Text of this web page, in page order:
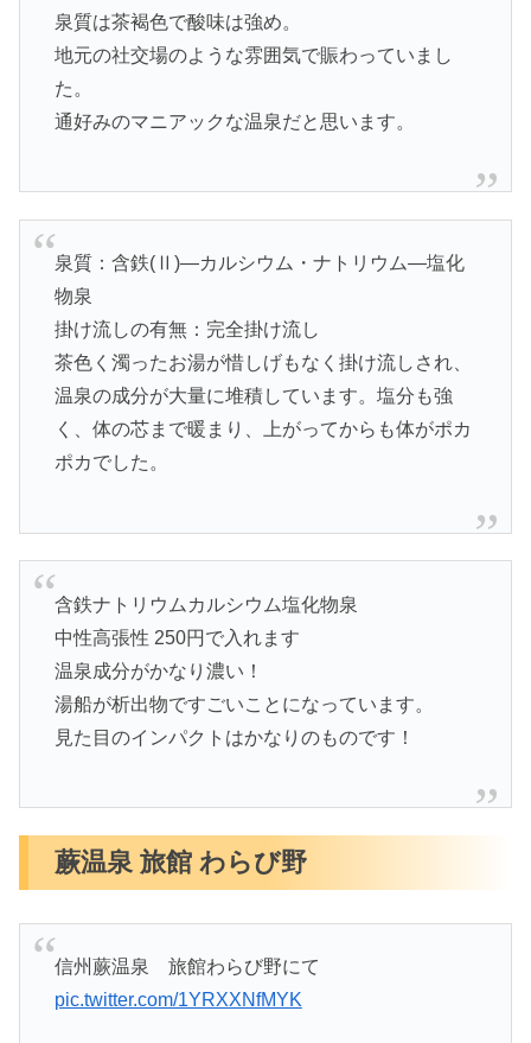
泉質は茶褐色で酸味は強め。
地元の社交場のような雰囲気で賑わっていまし
た。
通好みのマニアックな温泉だと思います。
泉質：含鉄(Ⅱ)―カルシウム・ナトリウム―塩化
物泉
掛け流しの有無：完全掛け流し
茶色く濁ったお湯が惜しげもなく掛け流しされ、
温泉の成分が大量に堆積しています。塩分も強
く、体の芯まで暖まり、上がってからも体がポカ
ポカでした。
含鉄ナトリウムカルシウム塩化物泉
中性高張性 250円で入れます
温泉成分がかなり濃い！
湯船が析出物ですごいことになっています。
見た目のインパクトはかなりのものです！
蕨温泉 旅館 わらび野
信州蕨温泉 旅館わらび野にて
pic.twitter.com/1YRXXNfMYK